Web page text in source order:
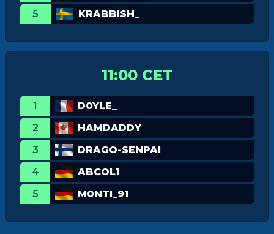
5
KRABBISH_
11:00 CET
1
D0YLE_
2
HAMDADDY
3
DRAGO-SENPAI
4
ABCOL1
5
M0NTI_91